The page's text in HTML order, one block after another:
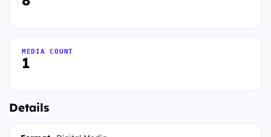
1
MEDIA COUNT
Details